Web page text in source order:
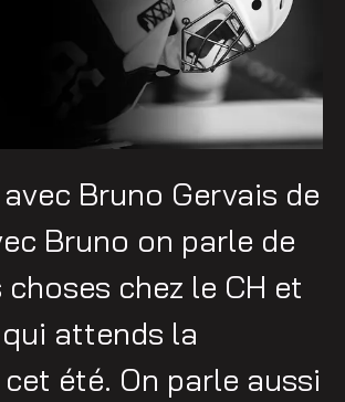
Bruno Gervais de
Bruno on parle de
choses chez le CH et
attends la
été. On parle aussi